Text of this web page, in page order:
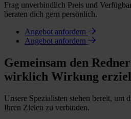
Frag unverbindlich Preis und
beraten dich gern persönlich.
Angebot anfordern
Angebot anfordern
Gemeinsam den
wirklich Wirkung
Unsere Spezialisten stehen bereit, um
Ihren Zielen zu verbinden.